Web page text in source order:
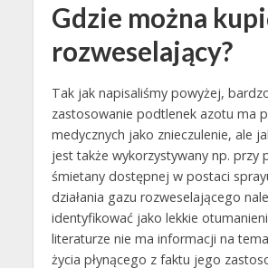
Gdzie można
rozweselający?
Tak jak napisaliśmy powyżej,
zastosowanie podtlenek azotu ma
medycznych jako znieczulenie, ale
jest także wykorzystywany np. przy
śmietany dostępnej w postaci
działania gazu rozweselającego
identyfikować jako lekkie
literaturze nie ma informacji na
życia płynącego z faktu jego